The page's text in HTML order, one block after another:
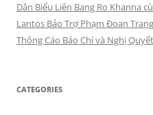
Dân Biểu Liên Bang Ro Khanna
Lantos Bảo Trợ Phạm Đoan Trang
Thông Cáo Báo Chí và Nghị
CATEGORIES